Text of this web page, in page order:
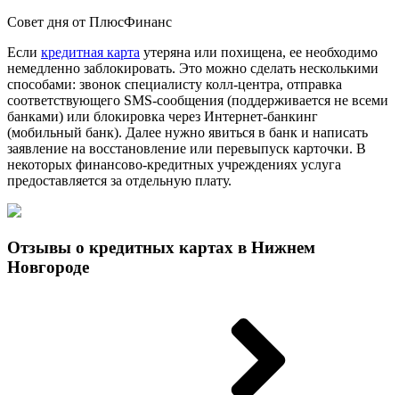
Совет дня от ПлюсФинанс
Если кредитная карта утеряна или похищена, ее необходимо
немедленно заблокировать. Это можно сделать несколькими
способами: звонок специалисту колл-центра, отправка
соответствующего SMS-сообщения (поддерживается не всеми
банками) или блокировка через Интернет-банкинг
(мобильный банк). Далее нужно явиться в банк и написать
заявление на восстановление или перевыпуск карточки. В
некоторых финансово-кредитных учреждениях услуга
предоставляется за отдельную плату.
Отзывы о кредитных картах в Нижнем
Новгороде